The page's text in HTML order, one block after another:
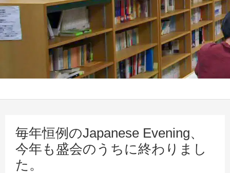
毎年恒例のJapanese Evening、
今年も盛会のうちに終わりまし
た。